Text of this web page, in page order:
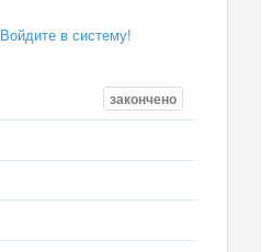
Войдите в систему!
закончено